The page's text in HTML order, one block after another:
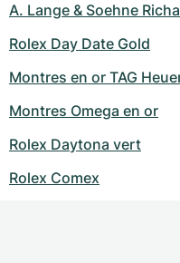
A. Lange & Soehne
Rolex Day Date Gold
Montres en or TAG
Montres Omega en or
Rolex Daytona vert
Rolex Comex